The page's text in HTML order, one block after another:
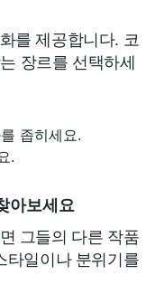
를 제공합니다. 코
장르를 선택하세
좁히세요.
.
아보세요
그들의 다른 작품
타일이나 분위기를